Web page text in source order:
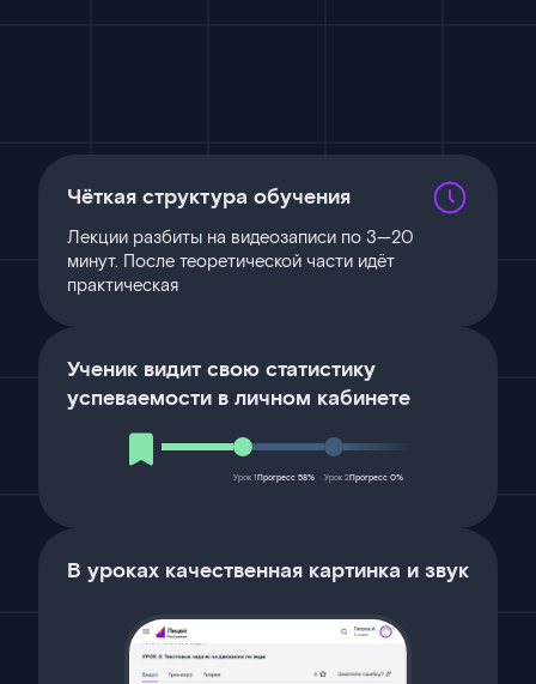
Чёткая структура обучения
Лекции разбиты на видеозаписи по 3—20
минут. После теоретической части идёт
практическая
Ученик видит свою статистику
успеваемости в личном кабинете
Урок 1Прогресс 58% Урок 2Прогресс 0%
В уроках качественная картинка и звук